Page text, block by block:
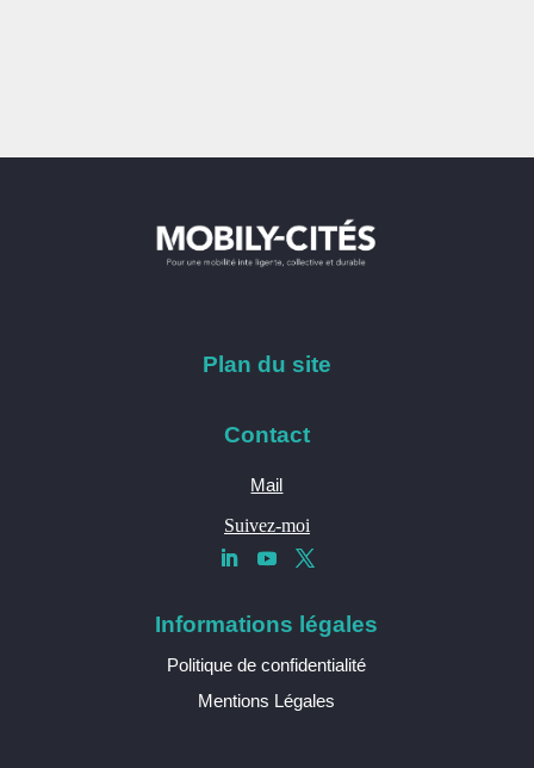
Plan du site
Contact
Mail
Suivez-moi
Informations légales
Politique de confidentialité
Mentions Légales